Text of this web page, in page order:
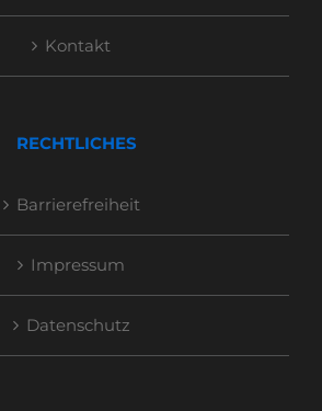
Kontakt
RECHTLICHES
Barrierefreiheit
Impressum
Datenschutz